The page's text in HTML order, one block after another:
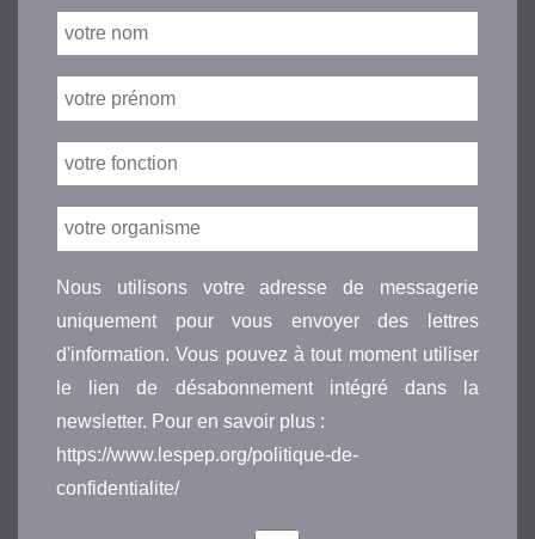
Nous utilisons votre adresse de messagerie
uniquement pour vous envoyer des lettres
d'information. Vous pouvez à tout moment utiliser
le lien de désabonnement intégré dans la
newsletter. Pour en savoir plus :
https://www.lespep.org/politique-de-
confidentialite/